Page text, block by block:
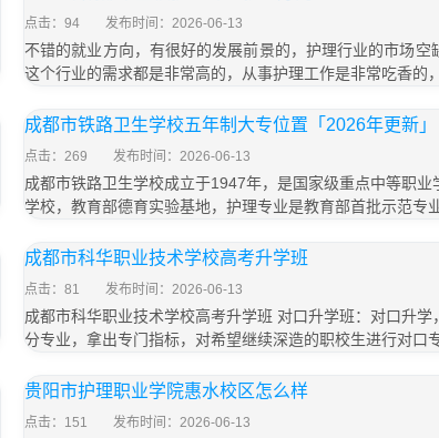
点击：94 发布时间：2026-06-13
不错的就业方向，有很好的发展前景的，护理行业的市场空
这个行业的需求都是非常高的，从事护理工作是非常吃香的，
成都市铁路卫生学校五年制大专位置「2026年更新」
点击：269 发布时间：2026-06-13
成都市铁路卫生学校成立于1947年，是国家级重点中等职
学校，教育部德育实验基地，护理专业是教育部首批示范专业
成都市科华职业技术学校高考升学班
点击：81 发布时间：2026-06-13
成都市科华职业技术学校高考升学班 对口升学班：对口升
分专业，拿出专门指标，对希望继续深造的职校生进行对口
贵阳市护理职业学院惠水校区怎么样
点击：151 发布时间：2026-06-13